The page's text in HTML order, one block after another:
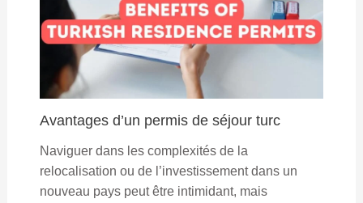
Avantages d’un permis de séjour turc
Naviguer dans les complexités de la
relocalisation ou de l’investissement dans un
nouveau pays peut être intimidant, mais